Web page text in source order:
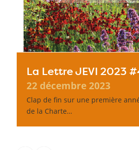
La Lettre JEVI 2023
22 décembre 2023
Clap de fin sur une première
de la Charte…